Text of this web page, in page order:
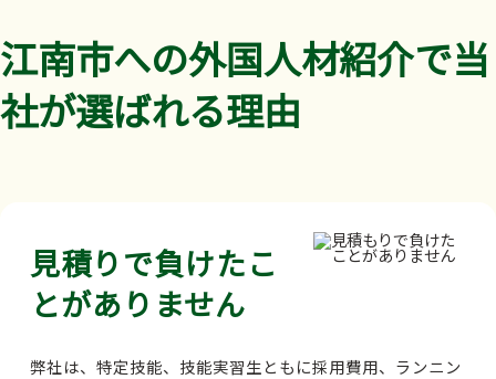
江南市への外国人材紹介で当
社が選ばれる理由
見積りで負けたこ
とがありません
弊社は、特定技能、技能実習生ともに採用費用、ランニン